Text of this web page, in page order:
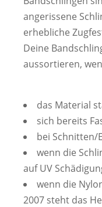
angerissene
erhebliche
Deine
aussortieren,
das Material
sich bereits
bei Schnitten/
wenn die
auf UV
wenn die
2007 steht das